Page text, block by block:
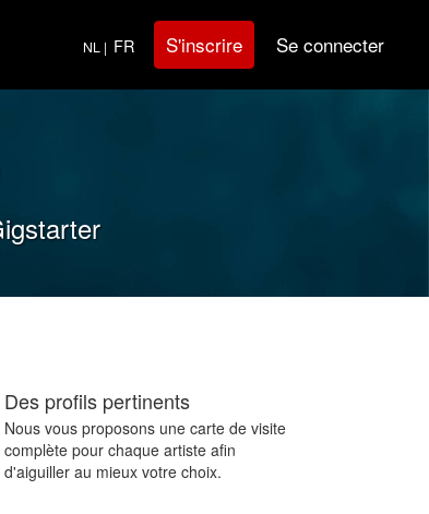
NL | FR S'inscrire Se connecter
Des profils pertinents
Nous vous proposons une carte de visite
complète pour chaque artiste afin
d'aiguiller au mieux votre choix.